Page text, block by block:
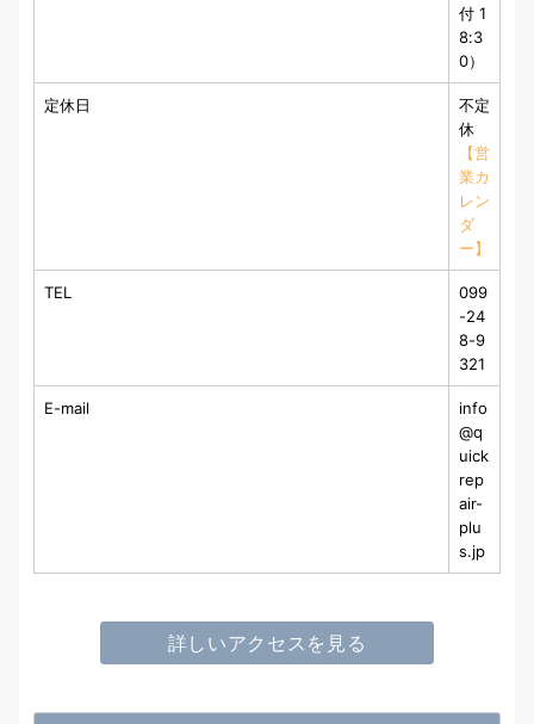
付 1
8:3
0）
定休日
不定
休
【営
業カ
レン
ダ
ー】
TEL
099
-24
8-9
321
E-mail
info
@q
uick
rep
air-
plu
s.jp
詳しいアクセスを見る